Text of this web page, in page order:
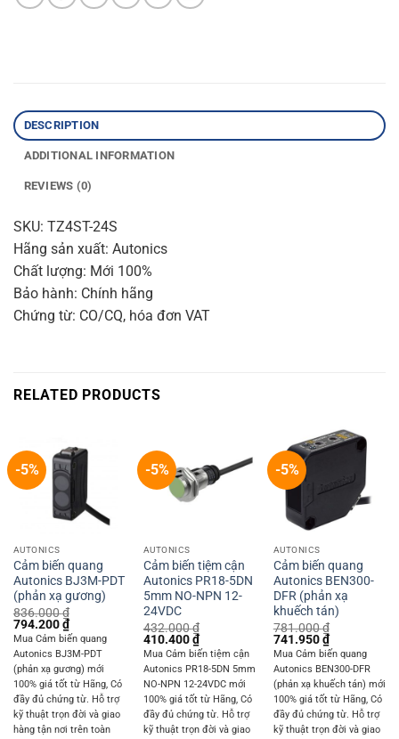
DESCRIPTION
ADDITIONAL INFORMATION
REVIEWS (0)
SKU: TZ4ST-24S
Hãng sản xuất: Autonics
Chất lượng: Mới 100%
Bảo hành: Chính hãng
Chứng từ: CO/CQ, hóa đơn VAT
RELATED PRODUCTS
-5%
AUTONICS
Cảm biến quang
Autonics BJ3M-PDT
(phản xạ gương)
836.000₫
Original
price
was:
836.000 ₫.
794.200₫Current
price
is:
794.200 ₫.
Mua Cảm biến quang
Autonics BJ3M-PDT
(phản xạ gương) mới
100% giá tốt từ Hãng, Có
đầy đủ chứng từ. Hỗ trợ
kỹ thuật trọn đời và giao
hàng tận nơi trên toàn
-5%
AUTONICS
Cảm biến tiệm cận
Autonics PR18-5DN
5mm NO-NPN 12-
24VDC
432.000₫
Original
price
was:
432.000 ₫.
410.400₫Current
price
is:
410.400 ₫.
Mua Cảm biến tiệm cận
Autonics PR18-5DN 5mm
NO-NPN 12-24VDC mới
100% giá tốt từ Hãng, Có
đầy đủ chứng từ. Hỗ trợ
kỹ thuật trọn đời và giao
-5%
AUTONICS
Cảm biến quang
Autonics BEN300-
DFR (phản xạ
khuếch tán)
781.000₫
Original
price
was:
781.000 ₫.
741.950₫Current
price
is:
741.950 ₫.
Mua Cảm biến quang
Autonics BEN300-DFR
(phản xạ khuếch tán) mới
100% giá tốt từ Hãng, Có
đầy đủ chứng từ. Hỗ trợ
kỹ thuật trọn đời và giao